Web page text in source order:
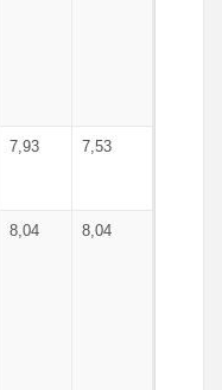
7,93 7,53
8,04 8,04